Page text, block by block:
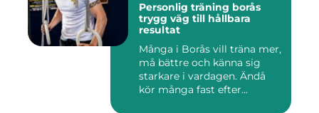
Personlig träning borås
trygg väg till hållbara
resultat
Många i Borås vill träna mer,
må bättre och känna sig
starkare i vardagen. Ändå
kör många fast efter...